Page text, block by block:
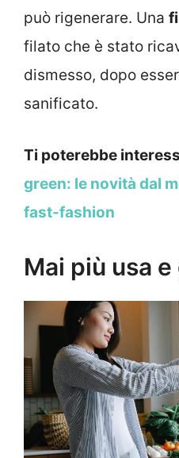
può rigenerare. Una
filato che è stato
dismesso, dopo
sanificato.
Ti poterebbe
green: le novità dal
fast-fashion
Mai più usa